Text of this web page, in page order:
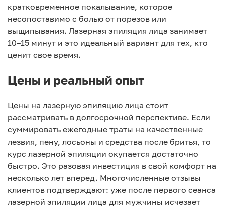
кратковременное покалывание, которое
несопоставимо с болью от порезов или
выщипывания. Лазерная эпиляция лица занимает
10–15 минут и это идеальный вариант для тех, кто
ценит свое время.
Цены и реальный опыт
Цены на лазерную эпиляцию лица стоит
рассматривать в долгосрочной перспективе. Если
суммировать ежегодные траты на качественные
лезвия, пену, лосьоны и средства после бритья, то
курс лазерной эпиляции окупается достаточно
быстро. Это разовая инвестиция в свой комфорт на
несколько лет вперед. Многочисленные отзывы
клиентов подтверждают: уже после первого сеанса
лазерной эпиляции лица для мужчины исчезает